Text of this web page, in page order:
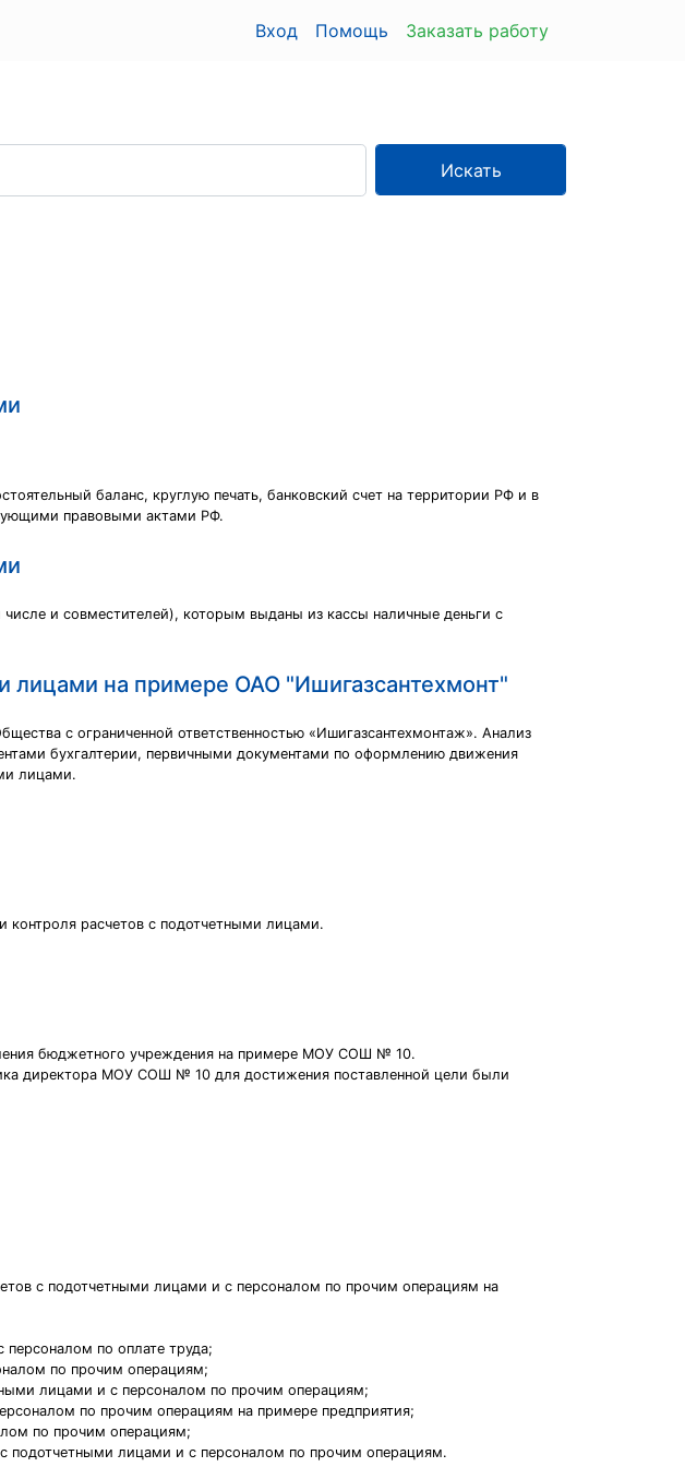
Вход Помощь Заказать работу
Искать
баланс, круглую печать, банковский счет на территории РФ и в
правовыми актами РФ.
и совместителей), которым выданы из кассы наличные деньги с
лицами на примере ОАО "Ишигазсантехмонт"
с ограниченной ответственностью «Ишигазсантехмонтаж». Анализ
бухгалтерии, первичными документами по оформлению движения
лицами.
контроля расчетов с подотчетными лицами.
бюджетного учреждения на примере МОУ СОШ № 10.
директора МОУ СОШ № 10 для достижения поставленной цели были
с подотчетными лицами и с персоналом по прочим операциям на
персоналом по оплате труда;
по прочим операциям;
лицами и с персоналом по прочим операциям;
по прочим операциям на примере предприятия;
по прочим операциям;
подотчетными лицами и с персоналом по прочим операциям.